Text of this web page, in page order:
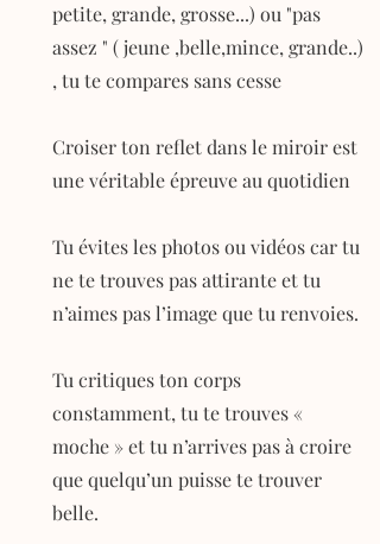
petite, grande, grosse...) ou "pas
assez " ( jeune ,belle,mince, grande..)
, tu te compares sans cesse
Croiser ton reflet dans le miroir est
une véritable épreuve au quotidien
Tu évites les photos ou vidéos car tu
ne te trouves pas attirante et tu
n’aimes pas l’image que tu renvoies.
Tu critiques ton corps
constamment, tu te trouves «
moche » et tu n’arrives pas à croire
que quelqu’un puisse te trouver
belle.